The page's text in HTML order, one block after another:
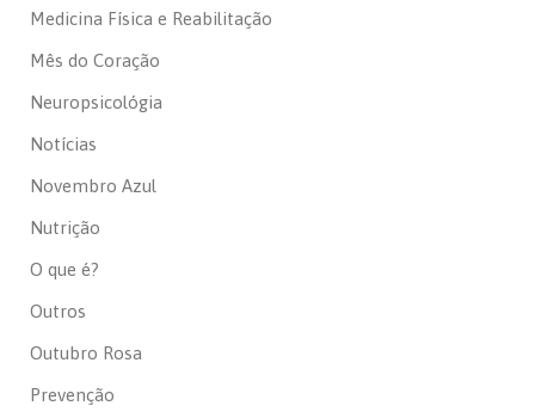
Medicina Física e Reabilitação
Mês do Coração
Neuropsicológia
Notícias
Novembro Azul
Nutrição
O que é?
Outros
Outubro Rosa
Prevenção